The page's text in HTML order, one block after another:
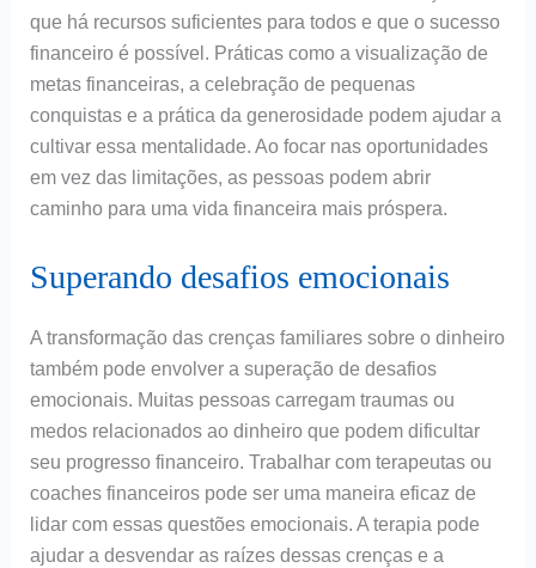
que há recursos suficientes para todos e que o sucesso
financeiro é possível. Práticas como a visualização de
metas financeiras, a celebração de pequenas
conquistas e a prática da generosidade podem ajudar a
cultivar essa mentalidade. Ao focar nas oportunidades
em vez das limitações, as pessoas podem abrir
caminho para uma vida financeira mais próspera.
Superando desafios emocionais
A transformação das crenças familiares sobre o dinheiro
também pode envolver a superação de desafios
emocionais. Muitas pessoas carregam traumas ou
medos relacionados ao dinheiro que podem dificultar
seu progresso financeiro. Trabalhar com terapeutas ou
coaches financeiros pode ser uma maneira eficaz de
lidar com essas questões emocionais. A terapia pode
ajudar a desvendar as raízes dessas crenças e a